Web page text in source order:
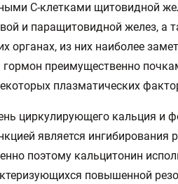
С-клетками щитовидной
и паращитовидной желез, а
органах, из них наиболее
гормон преимущественно
плазматических
циркулирующего кальция и
является ингибирования
поэтому кальцитонин
повышенной